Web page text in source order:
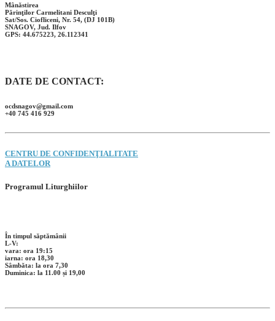
Mânăstirea
Părinţilor Carmelitani Desculţi
Sat/Sos. Ciofliceni, Nr. 54, (DJ 101B)
SNAGOV, Jud. Ilfov
GPS: 44.675223, 26.112341
DATE DE CONTACT:
ocdsnagov@gmail.com
+40 745 416 929
CENTRU DE CONFIDENŢIALITATE
A DATELOR
Programul Liturghiilor
În timpul săptămânii
L-V:
vara: ora 19:15
iarna: ora 18,30
Sâmbăta: la ora 7,30
Duminica: la 11.00 și 19,00